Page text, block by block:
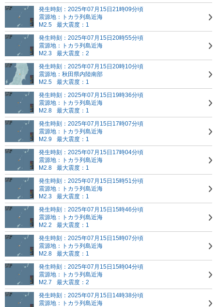
発生時刻：2025年07月15日21時09分頃
震源地：トカラ列島近海
M2.5
最大震度：1
発生時刻：2025年07月15日20時55分頃
震源地：トカラ列島近海
M2.3
最大震度：2
発生時刻：2025年07月15日20時10分頃
震源地：秋田県内陸南部
M2.5
最大震度：1
発生時刻：2025年07月15日19時36分頃
震源地：トカラ列島近海
M2.8
最大震度：1
発生時刻：2025年07月15日17時07分頃
震源地：トカラ列島近海
M2.9
最大震度：1
発生時刻：2025年07月15日17時04分頃
震源地：トカラ列島近海
M2.8
最大震度：1
発生時刻：2025年07月15日15時51分頃
震源地：トカラ列島近海
M2.3
最大震度：1
発生時刻：2025年07月15日15時46分頃
震源地：トカラ列島近海
M2.2
最大震度：1
発生時刻：2025年07月15日15時07分頃
震源地：トカラ列島近海
M2.8
最大震度：1
発生時刻：2025年07月15日15時04分頃
震源地：トカラ列島近海
M2.7
最大震度：2
発生時刻：2025年07月15日14時38分頃
震源地：トカラ列島近海